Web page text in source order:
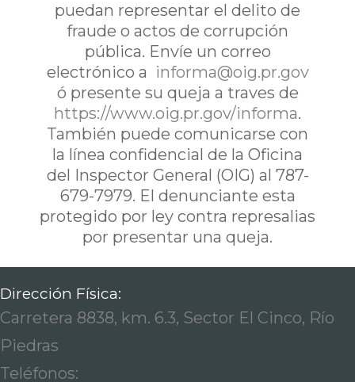
puedan representar el delito de
fraude o actos de corrupción
pública. Envíe un correo
electrónico a informa@oig.pr.gov
ó presente su queja a traves de
https://www.oig.pr.gov/informa.
También puede comunicarse con
la línea confidencial de la Oficina
del Inspector General (OIG) al 787-
679-7979. El denunciante esta
protegido por ley contra represalias
por presentar una queja.
Dirección Física:
Carretera 8838, km. 6.3, Sector El Cinco, Río
Piedras
Teléfonos: